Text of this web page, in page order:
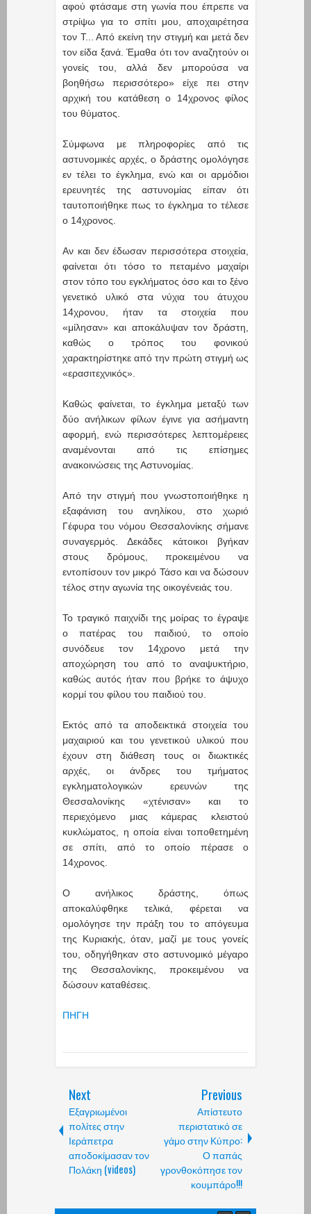
αφού φτάσαμε στη γωνία που έπρεπε να
στρίψω για το σπίτι μου, αποχαιρέτησα
τον Τ... Από εκείνη την στιγμή και μετά δεν
τον είδα ξανά. Έμαθα ότι τον αναζητούν οι
γονείς του, αλλά δεν μπορούσα να
βοηθήσω περισσότερο» είχε πει στην
αρχική του κατάθεση ο 14χρονος φίλος
του θύματος.
Σύμφωνα με πληροφορίες από τις
αστυνομικές αρχές, ο δράστης ομολόγησε
εν τέλει το έγκλημα, ενώ και οι αρμόδιοι
ερευνητές της αστυνομίας είπαν ότι
ταυτοποιήθηκε πως το έγκλημα το τέλεσε
ο 14χρονος.
Αν και δεν έδωσαν περισσότερα στοιχεία,
φαίνεται ότι τόσο το πεταμένο μαχαίρι
στον τόπο του εγκλήματος όσο και το ξένο
γενετικό υλικό στα νύχια του άτυχου
14χρονου, ήταν τα στοιχεία που
«μίλησαν» και αποκάλυψαν τον δράστη,
καθώς ο τρόπος του φονικού
χαρακτηρίστηκε από την πρώτη στιγμή ως
«ερασιτεχνικός».
Καθώς φαίνεται, το έγκλημα μεταξύ των
δύο ανήλικων φίλων έγινε για ασήμαντη
αφορμή, ενώ περισσότερες λεπτομέρειες
αναμένονται από τις επίσημες
ανακοινώσεις της Αστυνομίας.
Από την στιγμή που γνωστοποιήθηκε η
εξαφάνιση του ανηλίκου, στο χωριό
Γέφυρα του νόμου Θεσσαλονίκης σήμανε
συναγερμός. Δεκάδες κάτοικοι βγήκαν
στους δρόμους, προκειμένου να
εντοπίσουν τον μικρό Τάσο και να δώσουν
τέλος στην αγωνία της οικογένειάς του.
Το τραγικό παιχνίδι της μοίρας το έγραψε
ο πατέρας του παιδιού, το οποίο
συνόδευε τον 14χρονο μετά την
αποχώρηση του από το αναψυκτήριο,
καθώς αυτός ήταν που βρήκε το άψυχο
κορμί του φίλου του παιδιού του.
Εκτός από τα αποδεικτικά στοιχεία του
μαχαιριού και του γενετικού υλικού που
έχουν στη διάθεση τους οι διωκτικές
αρχές, οι άνδρες του τμήματος
εγκληματολογικών ερευνών της
Θεσσαλονίκης «χτένισαν» και το
περιεχόμενο μιας κάμερας κλειστού
κυκλώματος, η οποία είναι τοποθετημένη
σε σπίτι, από το οποίο πέρασε ο
14χρονος.
Ο ανήλικος δράστης, όπως
αποκαλύφθηκε τελικά, φέρεται να
ομολόγησε την πράξη του το απόγευμα
της Κυριακής, όταν, μαζί με τους γονείς
του, οδηγήθηκαν στο αστυνομικό μέγαρο
της Θεσσαλονίκης, προκειμένου να
δώσουν καταθέσεις.
ΠΗΓΗ
Next
Εξαγριωμένοι
πολίτες στην
Ιεράπετρα
αποδοκίμασαν τον
Πολάκη (videos)
Previous
Απίστευτο
περιστατικό σε
γάμο στην Κύπρο:
Ο παπάς
γρονθοκόπησε τον
κουμπάρο!!!